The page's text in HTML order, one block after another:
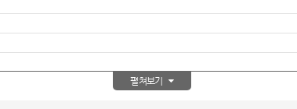
AP-100052
펼쳐보기